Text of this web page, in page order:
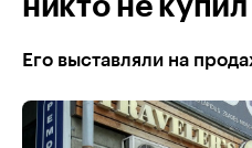
никто не купил
Его выставляли на